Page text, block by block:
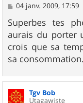
M
s
s
a
g
e
04 janv. 2009, 17:59
Superbes tes
aurais du porter
crois que sa
sa consommation.
Tgv Bob
Utagawiste